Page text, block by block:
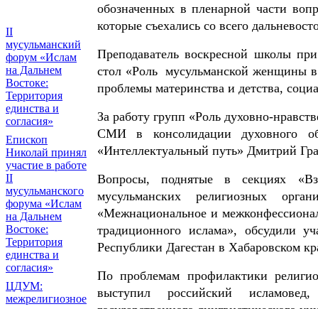
II
мусульманский
форум «Ислам
на Дальнем
Востоке:
Территория
единства и
согласия»
Епископ
Николай принял
участие в работе
II
мусульманского
форума «Ислам
на Дальнем
Востоке:
Территория
единства и
согласия»
ЦДУМ:
межрелигиозное
обозначенных в пленарной части
которые съехались со всего
Преподаватель воскресной школы
стол «Роль мусульманской женщины
проблемы материнства и детства,
За работу групп «Роль духовно-
СМИ в консолидации духовного
«Интеллектуальный путь» Дмитрий
Вопросы, поднятые в секциях
мусульманских религиозных
«Межнациональное и
традиционного ислама», обсудили
Республики Дагестан в Хабаровском
По проблемам профилактики
выступил российский